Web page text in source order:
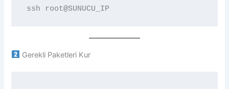
Gerekli Paketleri Kur